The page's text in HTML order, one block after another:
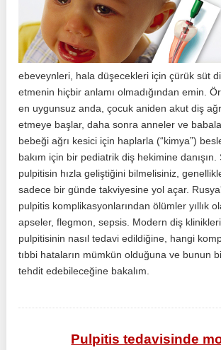
ebeveynleri, hala düşecekleri için çürük süt
etmenin hiçbir anlamı olmadığından emin.
en uygunsuz anda, çocuk aniden akut diş
etmeye başlar, daha sonra anneler ve
bebeği ağrı kesici için haplarla (“kimya”)
bakım için bir pediatrik diş hekimine
pulpitisin hızla geliştiğini bilmelisiniz,
sadece bir günde takviyesine yol açar.
pulpitis komplikasyonlarından ölümler yıllık
apseler, flegmon, sepsis. Modern diş
pulpitisinin nasıl tedavi edildiğine, hangi
tıbbi hataların mümkün olduğuna ve bunun
tehdit edebileceğine bakalım.
Pulpitis tedavisinde